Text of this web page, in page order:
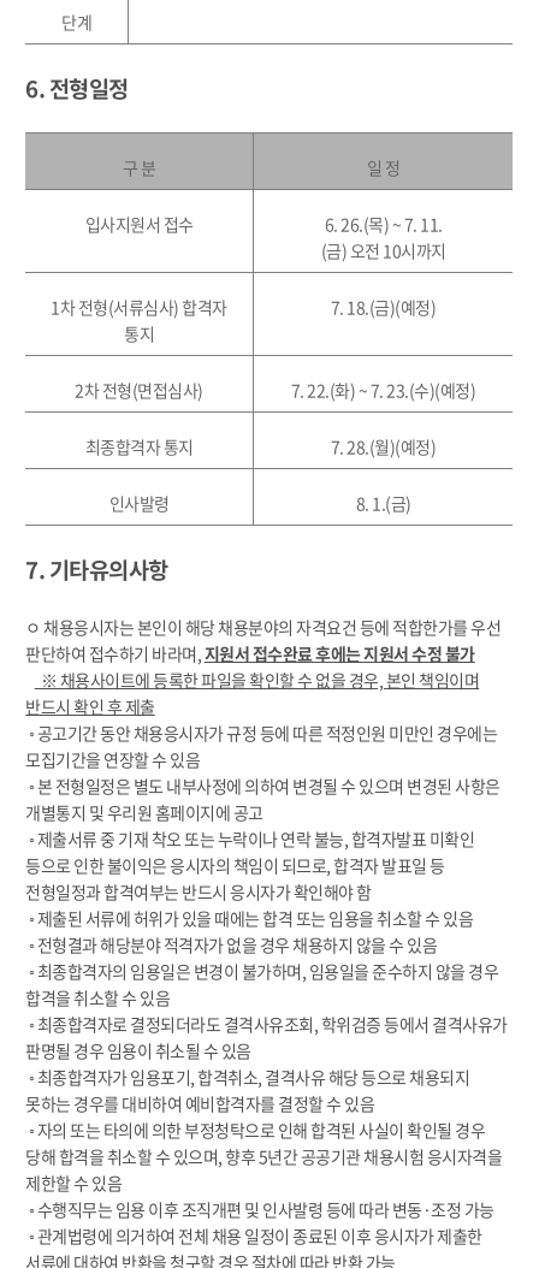
단계
6. 전형일정
구 분 일 정
입사지원서 접수 6. 26.(목) ~ 7. 11.
(금) 오전 10시까지
1차 전형(서류심사)합격자
통지
7. 18.(금)(예정)
2차 전형(면접심사) 7. 22.(화) ~ 7. 23.(수)(예정)
최종합격자 통지 7. 28.(월)(예정)
인사발령 8. 1.(금)
7. 기타유의사항
ㅇ 채용응시자는 본인이 해당 채용분야의 자격요건 등에 적합한가를 우선
판단하여 접수하기 바라며, 지원서 접수완료 후에는 지원서 수정 불가
※ 채용사이트에 등록한 파일을 확인할 수 없을 경우, 본인 책임이며
반드시 확인 후 제출
◦ 공고기간 동안 채용응시자가 규정 등에 따른 적정인원 미만인 경우에는
모집기간을 연장할 수 있음
◦ 본 전형일정은 별도 내부사정에 의하여 변경될 수 있으며 변경된 사항은
개별통지 및 우리원 홈페이지에 공고
◦ 제출서류 중 기재 착오 또는 누락이나 연락 불능, 합격자발표 미확인
등으로 인한 불이익은 응시자의 책임이 되므로, 합격자 발표일 등
전형일정과 합격여부는 반드시 응시자가 확인해야 함
◦ 제출된 서류에 허위가 있을 때에는 합격 또는 임용을 취소할 수 있음
◦ 전형결과 해당분야 적격자가 없을 경우 채용하지 않을 수 있음
◦ 최종합격자의 임용일은 변경이 불가하며, 임용일을 준수하지 않을 경우
합격을 취소할 수 있음
◦ 최종합격자로 결정되더라도 결격사유조회, 학위검증 등에서 결격사유가
판명될 경우 임용이 취소될 수 있음
◦ 최종합격자가 임용포기, 합격취소, 결격사유 해당 등으로 채용되지
못하는 경우를 대비하여 예비합격자를 결정할 수 있음
◦ 자의 또는 타의에 의한 부정청탁으로 인해 합격된 사실이 확인될 경우
당해 합격을 취소할 수 있으며, 향후 5년간 공공기관 채용시험 응시자격을
제한할 수 있음
◦ 수행직무는 임용 이후 조직개편 및 인사발령 등에 따라 변동·조정 가능
◦ 관계법령에 의거하여 전체 채용 일정이 종료된 이후 응시자가 제출한
서류에 대하여 반환을 청구할 경우 절차에 따라 반환 가능